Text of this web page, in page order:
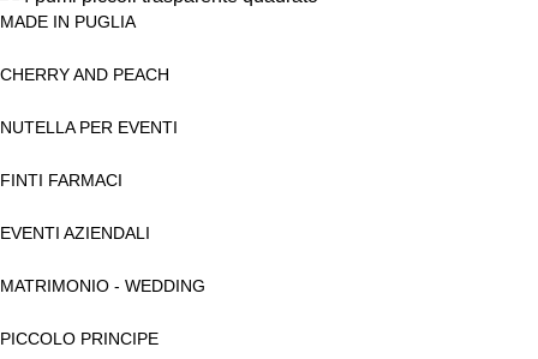
MADE IN PUGLIA
CHERRY AND PEACH
NUTELLA PER EVENTI
FINTI FARMACI
EVENTI AZIENDALI
MATRIMONIO - WEDDING
PICCOLO PRINCIPE